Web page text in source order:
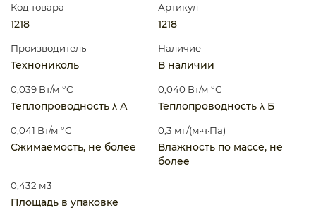
Код товара
1218
Артикул
1218
Производитель
Технониколь
Наличие
В наличии
0,039 Вт/м °С
Теплопроводность λ А
0,040 Вт/м °С
Теплопроводность λ Б
0,041 Вт/м °С
Сжимаемость, не более
0,3 мг/(м·ч·Па)
Влажность по массе, не
более
0,432 м3
Площадь в упаковке